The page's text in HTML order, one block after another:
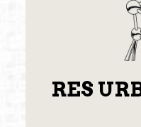
RES